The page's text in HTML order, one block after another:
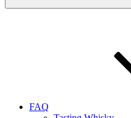
FAQ